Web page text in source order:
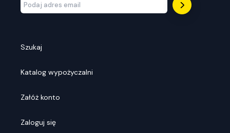
Szukaj
Katalog wypożyczalni
Załóż konto
Zaloguj się